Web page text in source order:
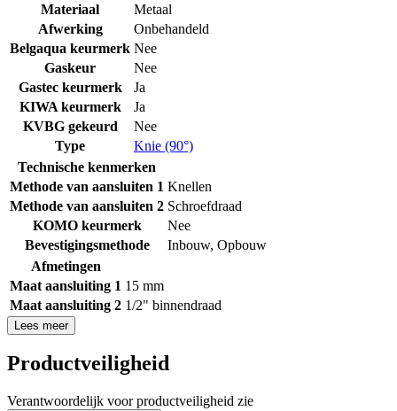
Materiaal
Metaal
Afwerking
Onbehandeld
Belgaqua keurmerk Nee
Gaskeur
Nee
Gastec keurmerk
Ja
KIWA keurmerk
Ja
KVBG gekeurd
Nee
Type
Knie (90°)
Technische kenmerken
Methode van aansluiten 1 Knellen
Methode van aansluiten 2 Schroefdraad
KOMO keurmerk
Nee
Bevestigingsmethode
Inbouw, Opbouw
Afmetingen
Maat aansluiting 1 15 mm
Maat aansluiting 2 1/2" binnendraad
Lees meer
Productveiligheid
Verantwoordelijk voor productveiligheid zie